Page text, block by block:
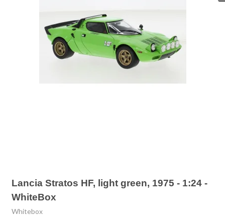
Lancia Stratos HF, light green, 1975 - 1:24 -
WhiteBox
Whitebox